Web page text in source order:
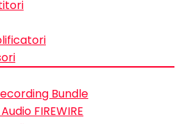
Bundle
FIREWIRE